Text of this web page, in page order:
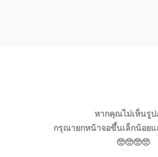
หากคุณไม่เห็นรู
กรุณายกหน้าจอขึ้นเล็กน้อยแ
🥺🥺🥺🥺